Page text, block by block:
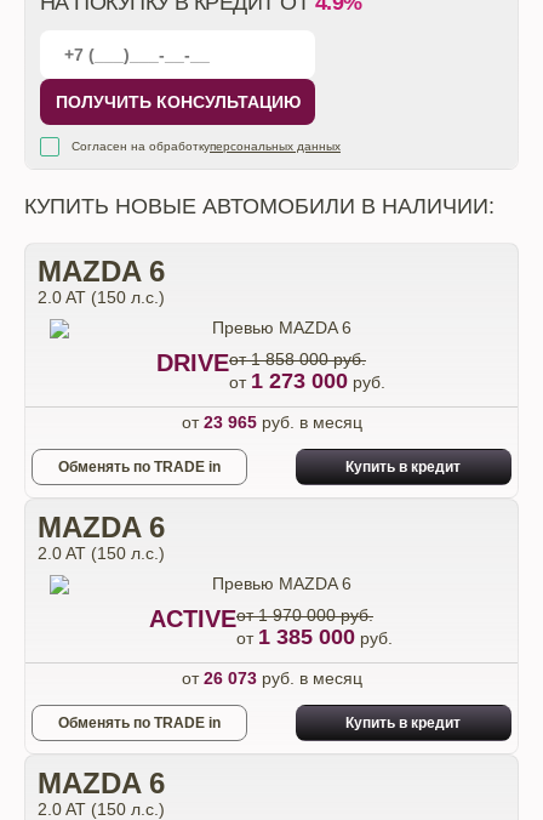
ПОЛУЧИТЬ КОНСУЛЬТАЦИЮ
Согласен на обработкуперсональных данных
КУПИТЬ НОВЫЕ АВТОМОБИЛИ В НАЛИЧИИ:
MAZDA 6
2.0 AT (150 л.с.)
DRIVEот 1 858 000 руб.
от 1 273 000 руб.
от23 965руб. в месяц
Обменять по TRADE in Купить в кредит
MAZDA 6
2.0 AT (150 л.с.)
ACTIVEот 1 970 000 руб.
от 1 385 000 руб.
от26 073руб. в месяц
Обменять по TRADE in Купить в кредит
MAZDA 6
2.0 AT (150 л.с.)